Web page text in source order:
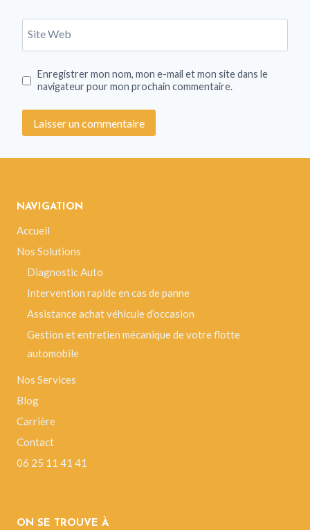
Site Web
Enregistrer mon nom, mon e-mail et mon site dans le
navigateur pour mon prochain commentaire.
NAVIGATION
Accueil
Nos Solutions
Diagnostic Auto
Intervention rapide en cas de panne
Assistance achat véhicule d’occasion
Gestion et entretien mécanique de votre flotte
automobile
Nos Services
Blog
Carrière
Contact
06 25 11 41 41
ON SE TROUVE À